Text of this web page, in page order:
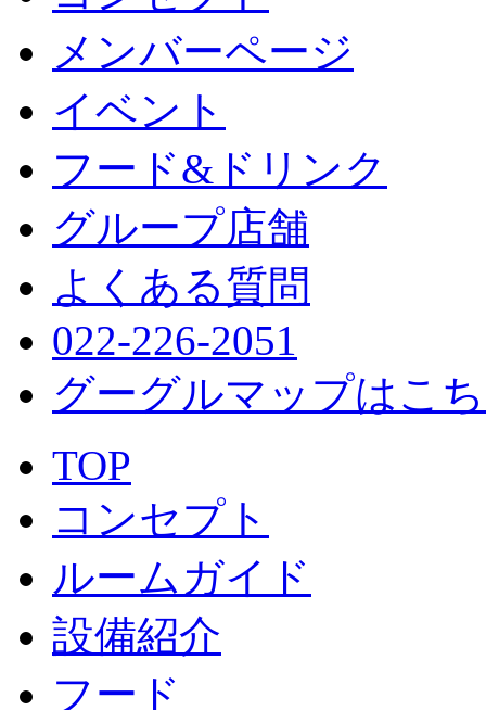
メンバーページ
イベント
フード&ドリンク
グループ店舗
よくある質問
022-226-2051
グーグルマップはこ
TOP
コンセプト
ルームガイド
設備紹介
フード